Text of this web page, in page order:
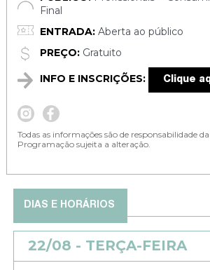
Final
ENTRADA:Aberta ao público
PREÇO:Gratuito
INFO E INSCRIÇÕES: Clique
Todas as informações são de responsabilidade da
Programação sujeita a alteração.
DIAS E HORÁRIOS
22/08 - TERÇA-FEIRA